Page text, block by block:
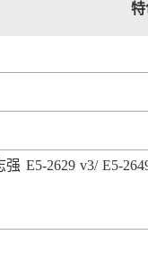
特
E5-2629 v3/ E5-